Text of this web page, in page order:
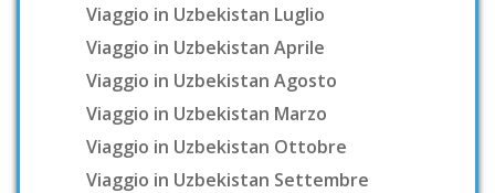
Viaggio in Uzbekistan Luglio
Viaggio in Uzbekistan Aprile
Viaggio in Uzbekistan Agosto
Viaggio in Uzbekistan Marzo
Viaggio in Uzbekistan Ottobre
Viaggio in Uzbekistan Settembre